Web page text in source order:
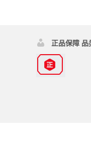
正品保障 品